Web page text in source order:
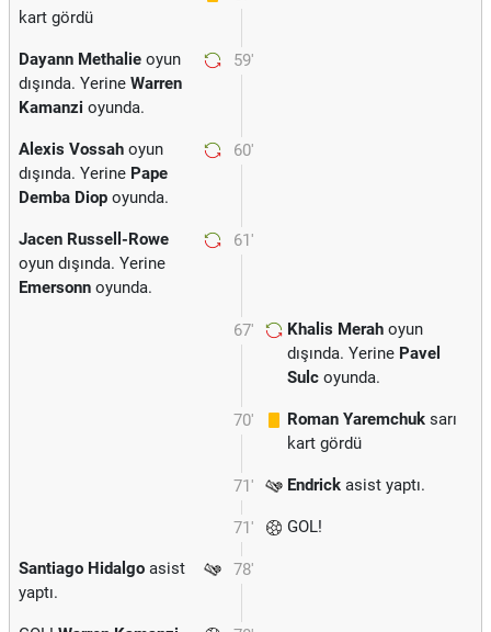
kart gördü
59'
Dayann Methalie oyun
dışında. Yerine Warren
Kamanzi oyunda.
60'
Alexis Vossah oyun
dışında. Yerine Pape
Demba Diop oyunda.
61'
Jacen Russell-Rowe
oyun dışında. Yerine
Emersonn oyunda.
67' Khalis Merah oyun
dışında. Yerine Pavel
Sulc oyunda.
70' Roman Yaremchuk sarı
kart gördü
71' Endrick asist yaptı.
71' GOL!
78'
Santiago Hidalgo asist
yaptı.